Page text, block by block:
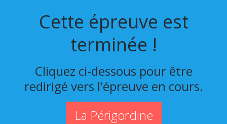
Cette épreuve est
terminée !
Cliquez ci-dessous pour être
redirigé vers l'épreuve en cours.
La Périgordine